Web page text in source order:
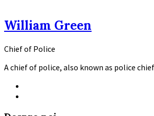
William Green
Chief of Police
A chief of police, also known as police